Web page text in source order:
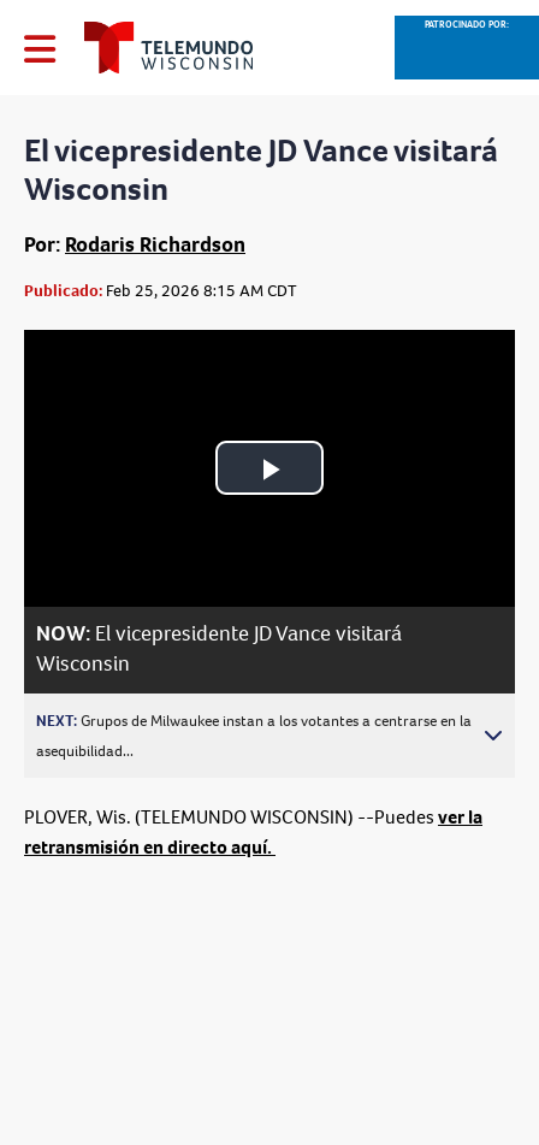
PATROCINADO POR:
El vicepresidente JD Vance visitará
Wisconsin
Por: Rodaris Richardson
Publicado: Feb 25, 2026 8:15 AM CDT
Play
NOW: El vicepresidente JD Vance visitará
Wisconsin
NEXT:Grupos de Milwaukee instan a los votantes a centrarse en la
asequibilidad...
PLOVER, Wis. (TELEMUNDO WISCONSIN) --Puedesver la
retransmisión en directo aquí.